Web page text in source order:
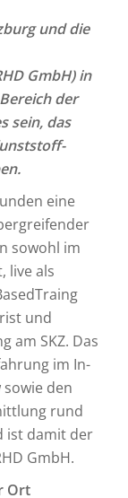
und die
GmbH) in
der
sein, das
.
eine
sowohl im
live als
und
am SKZ. Das
im In-
den
rund
ist damit der
GmbH.
Ort